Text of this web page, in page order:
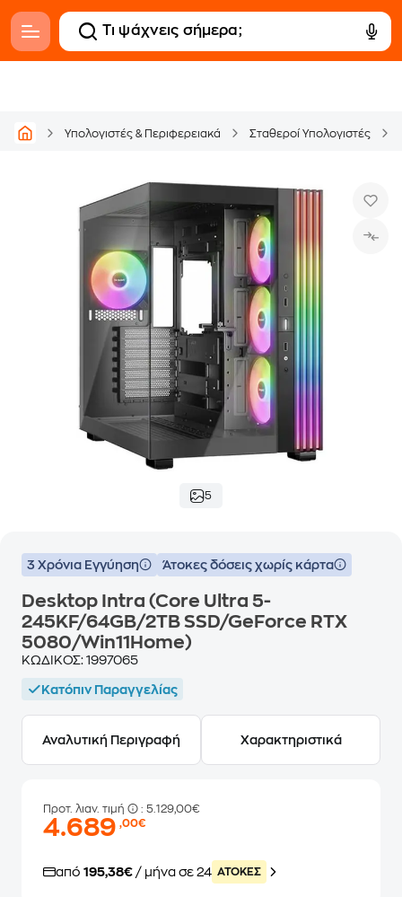
Υπολογιστές & Περιφερειακά Σταθεροί Υπολογιστές
5
3 Χρόνια Εγγύηση Άτοκες δόσεις χωρίς κάρτα
Desktop Intra (Core Ultra 5-
245KF/64GB/2TB SSD/GeForce RTX
5080/Win11Home)
ΚΩΔΙΚΟΣ: 1997065
Κατόπιν Παραγγελίας
Αναλυτική Περιγραφή Χαρακτηριστικά
Προτ. λιαν. τιμή : 5.129,00€
4.689,00€
από 195,38€ / μήνα σε 24 ATOKEΣ